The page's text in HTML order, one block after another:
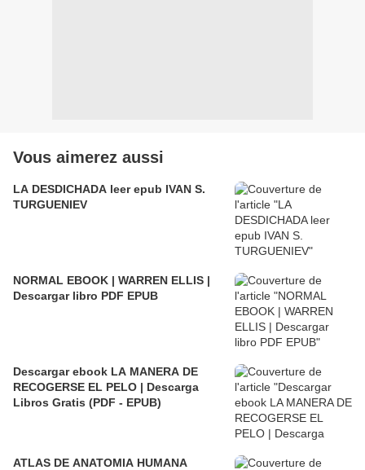
Vous aimerez aussi
LA DESDICHADA leer epub IVAN S.
TURGUENIEV
NORMAL EBOOK | WARREN ELLIS |
Descargar libro PDF EPUB
Descargar ebook LA MANERA DE
RECOGERSE EL PELO | Descarga
Libros Gratis (PDF - EPUB)
ATLAS DE ANATOMIA HUMANA